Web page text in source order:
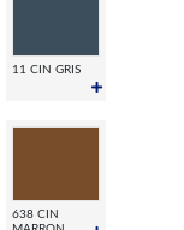
11 CIN GRIS
638 CIN